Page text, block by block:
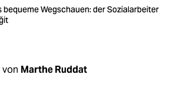
Wegschauen: der Sozialarbeiter
Marthe Ruddat